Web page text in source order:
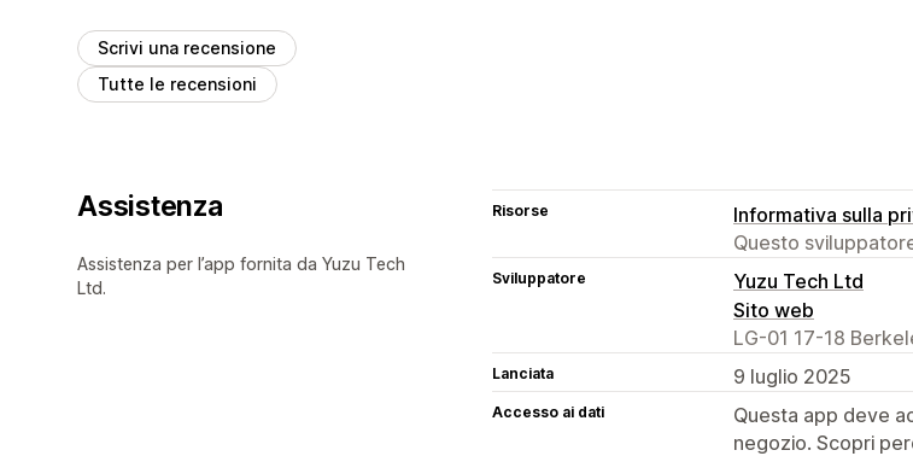
Scrivi una recensione
Tutte le recensioni
Assistenza
Assistenza per l’app fornita da Yuzu Tech
Ltd.
Risorse
Informativa sulla
Questo
Sviluppatore
Yuzu Tech Ltd
Sito web
LG-01 17-18
Lanciata 9 luglio 2025
Accesso ai dati
Questa app deve
negozio. Scopri